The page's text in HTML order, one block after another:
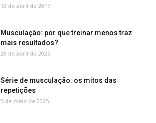
12 de abril de 2017
Musculação: por que treinar menos traz
mais resultados?
28 de abril de 2025
Série de musculação: os mitos das
repetições
5 de maio de 2025